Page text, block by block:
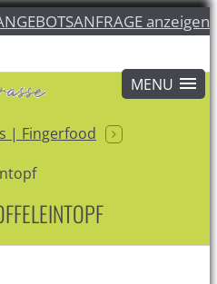
anzeigen
| Fingerfood